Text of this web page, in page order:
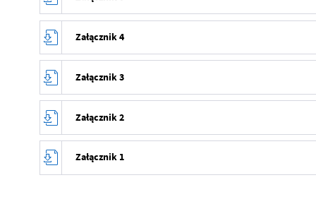
Wytworzył
Data ostatniej
Załącznik 4
Wytworzył
Data ostatniej
Załącznik 3
Wytworzył
Załącznik 2
Wytworzył
Załącznik 1